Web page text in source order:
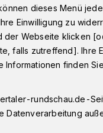
beschloss
des
dieses Menü
Einwilligung zu
der Webseite klicken
falls zutreffend]. Ihre
Informationen finden
rundschau.de-
Datenverarbeitung